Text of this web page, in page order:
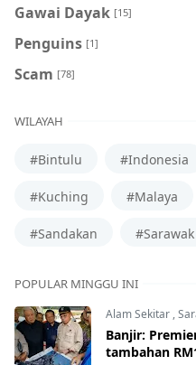
Gawai Dayak [15]
Penguins [1]
Scam [78]
WILAYAH
#Bintulu #Indonesia
#Kuching #Malaya
#Sandakan #Sarawak
POPULAR MINGGU INI
Alam Sekitar,
Banjir:
tambahan